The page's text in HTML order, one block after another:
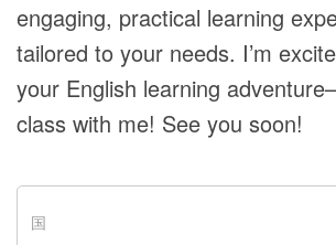
engaging, practical learning
tailored to your needs. I’m
your English learning
class with me! See you soon!
国